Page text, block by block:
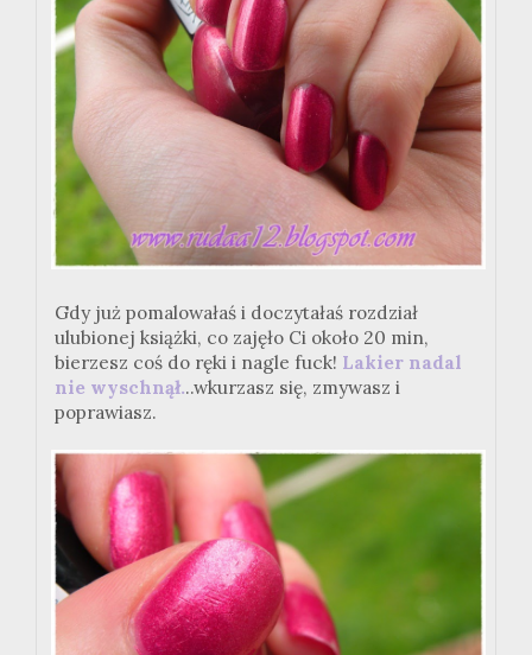
Gdy już pomalowałaś i doczytałaś rozdział
ulubionej książki, co zajęło Ci około 20 min,
bierzesz coś do ręki i nagle fuck! Lakier nadal
nie wyschnął...wkurzasz się, zmywasz i
poprawiasz.